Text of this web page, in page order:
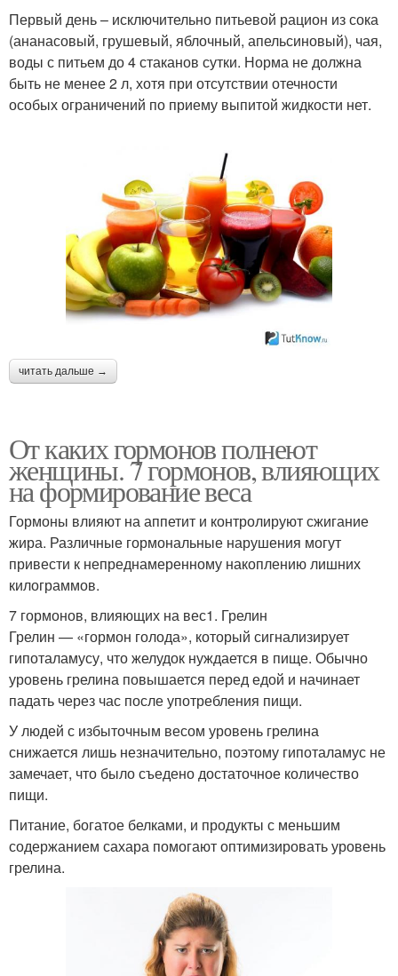
Первый день – исключительно питьевой рацион из сока
(ананасовый, грушевый, яблочный, апельсиновый), чая,
воды с питьем до 4 стаканов сутки. Норма не должна
быть не менее 2 л, хотя при отсутствии отечности
особых ограничений по приему выпитой жидкости нет.
читать дальше →
От каких гормонов полнеют
женщины. 7 гормонов, влияющих
на формирование веса
Гормоны влияют на аппетит и контролируют сжигание
жира. Различные гормональные нарушения могут
привести к непреднамеренному накоплению лишних
килограммов.
7 гормонов, влияющих на вес1. Грелин
Грелин — «гормон голода», который сигнализирует
гипоталамусу, что желудок нуждается в пище. Обычно
уровень грелина повышается перед едой и начинает
падать через час после употребления пищи.
У людей с избыточным весом уровень грелина
снижается лишь незначительно, поэтому гипоталамус не
замечает, что было съедено достаточное количество
пищи.
Питание, богатое белками, и продукты с меньшим
содержанием сахара помогают оптимизировать уровень
грелина.